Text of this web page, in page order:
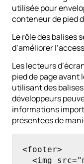
utilisée pour
conteneur de pied
Le rôle des balises
d’améliorer
Les lecteurs
pied de page avant
utilisant des
développeurs
informations
présentées de
<footer>